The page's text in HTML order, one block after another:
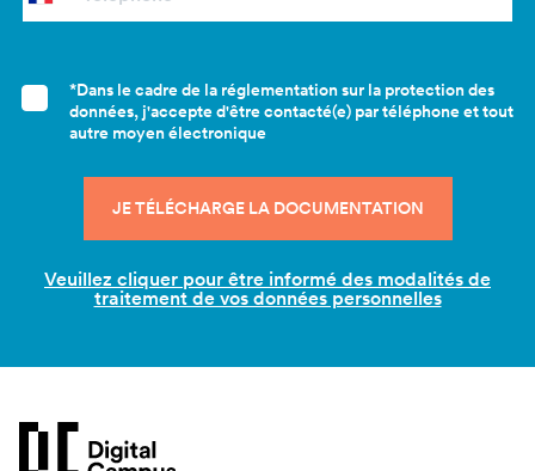
*Dans le cadre de la réglementation sur la protection des
données, j'accepte d'être contacté(e) par téléphone et tout
autre moyen électronique
Veuillez cliquer pour être informé des modalités de
traitement de vos données personnelles